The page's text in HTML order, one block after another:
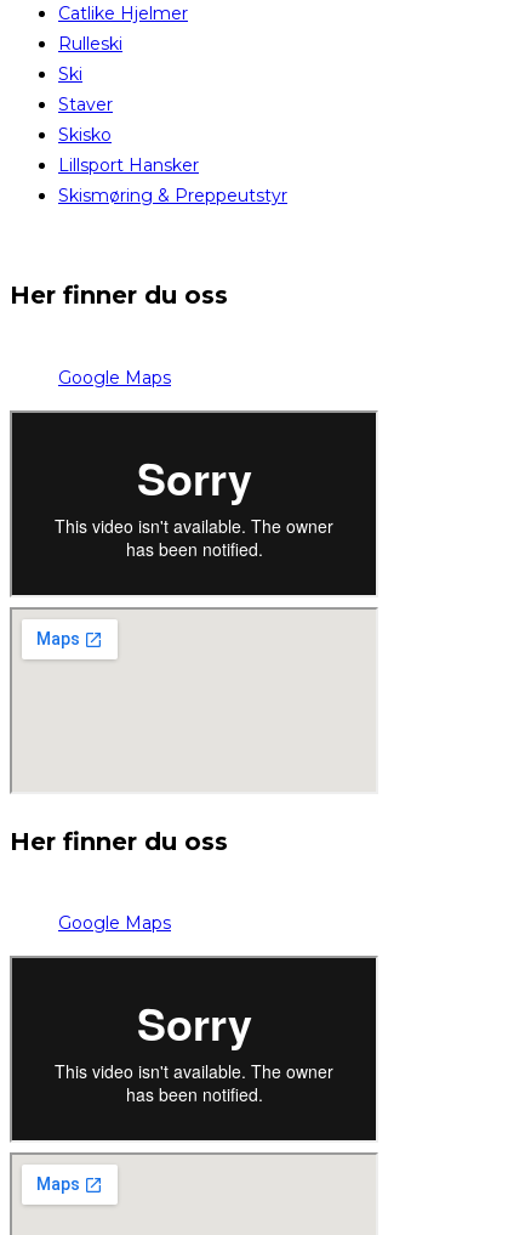
Catlike Hjelmer
Rulleski
Ski
Staver
Skisko
Lillsport Hansker
Skismøring & Preppeutstyr
Her finner du oss
Google Maps
Her finner du oss
Google Maps